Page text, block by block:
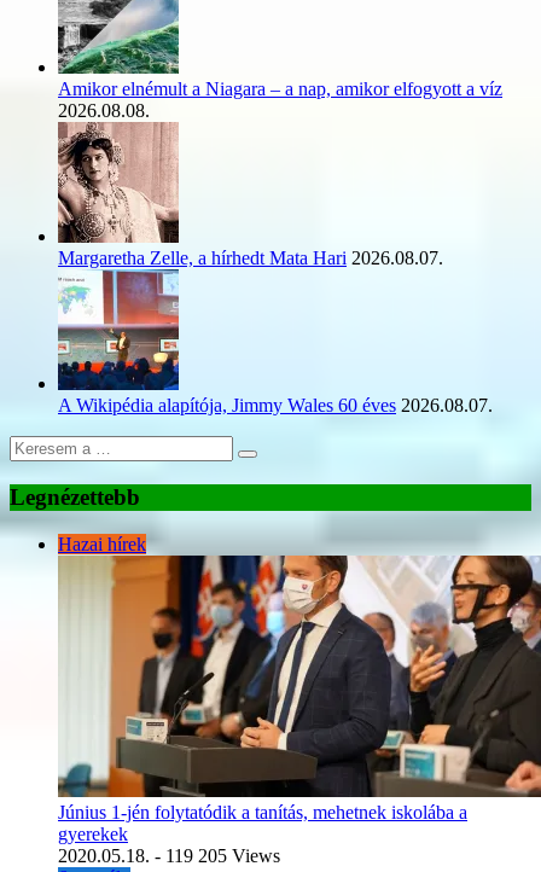
Amikor elnémult a Niagara – a nap, amikor elfogyott a víz
2026.08.08.
Margaretha Zelle, a hírhedt Mata Hari 2026.08.07.
A Wikipédia alapítója, Jimmy Wales 60 éves 2026.08.07.
Legnézettebb
Hazai hírek
Június 1-jén folytatódik a tanítás, mehetnek iskolába a
gyerekek
2020.05.18. - 119 205 Views